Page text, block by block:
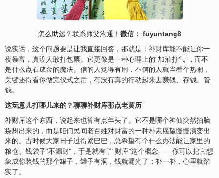
怎么助运 ？联系师父沟通！ 微信： fuyuntang8
说实话，这个问题要是让我直接回答，那就是：补财库能不能让你一
夜暴富，真没人敢打包票。它更像是一种心理上的“加油打气”，而不
是什么点石成金的魔法。信的人觉得有用，不信的人就当看个热闹，
关键还得看你做完仪式之后，有没有真的行动起来去赚钱、存钱、管
钱。
这玩意儿打哪儿来的？聊聊补财库那点老黄历
补财库这个东西，说起来也算有点年头了。它不是哪个神仙突然拍脑
袋想出来的，而是咱们民间老百姓对财富的一种朴素愿望慢慢演变出
来的。古时候大家日子过得紧巴巴，总希望有个什么办法能让家里的
粮仓、钱袋子“不漏财”，于是就有了“财库”这个概念——你可以把它想
象成你装钱的那个罐子，罐子有洞，钱就漏光了；补一补，心里就踏
实了。